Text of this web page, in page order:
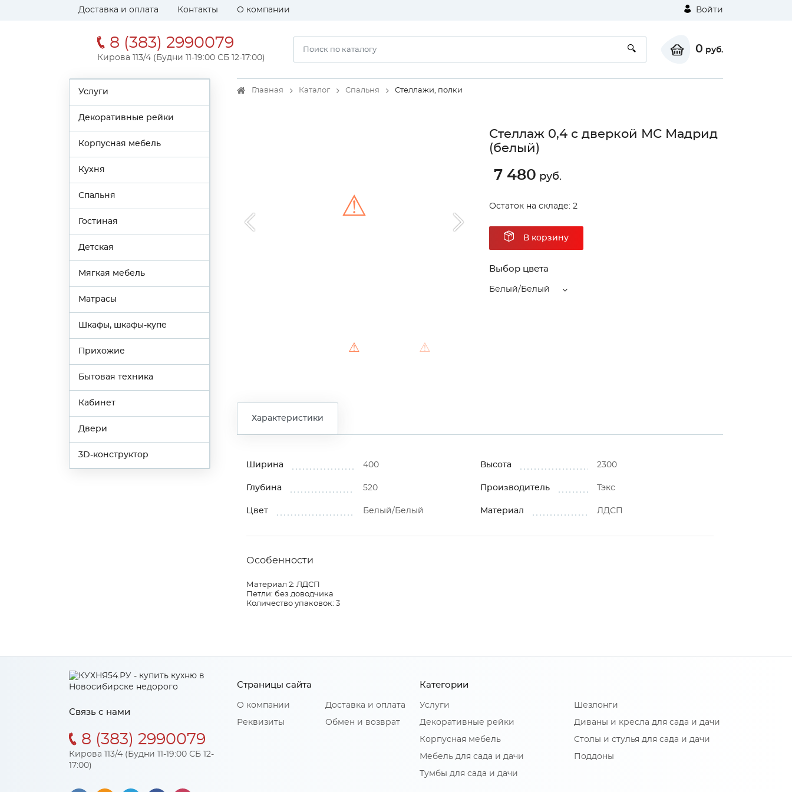
Доставка и оплата Контакты О компании Войти
8 (383) 2990079
Кирова 113/4 (Будни 11-19:00 СБ 12-17:00)
0 руб.
Услуги
Декоративные рейки
Корпусная мебель
Кухня
Спальня
Гостиная
Детская
Мягкая мебель
Матрасы
Шкафы, шкафы-купе
Прихожие
Бытовая техника
Кабинет
Двери
3D-конструктор
Главная Каталог Спальня Стеллажи, полки
⚠ ⚠
⚠ ⚠
Unable to load the image!
Стеллаж 0,4 с дверкой МС Мадрид
(белый)
7 480 руб.
Остаток на складе: 2
В корзину
Выбор цвета
Белый/Белый
Характеристики
Ширина 400 Высота 2300
Глубина 520 Производитель Тэкс
Цвет Белый/Белый Материал ЛДСП
Особенности
Материал 2: ЛДСП
Петли: без доводчика
Количество упаковок: 3
Связь с нами
8 (383) 2990079
Кирова 113/4 (Будни 11-19:00 СБ 12-
17:00)
Страницы сайта
О компании
Реквизиты
Доставка и оплата
Обмен и возврат
Категории
Услуги
Декоративные рейки
Корпусная мебель
Мебель для сада и дачи
Тумбы для сада и дачи
Шезлонги
Диваны и кресла для сада и дачи
Столы и стулья для сада и дачи
Поддоны